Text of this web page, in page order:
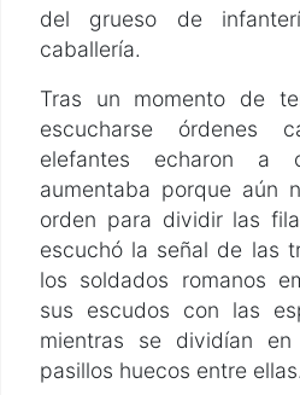
del grueso de
caballería.
Tras un momento de
escucharse órdenes
elefantes echaron a
aumentaba porque aún
orden para dividir las
escuchó la señal de las
los soldados romanos
sus escudos con las
mientras se dividían en
pasillos huecos entre ellas.